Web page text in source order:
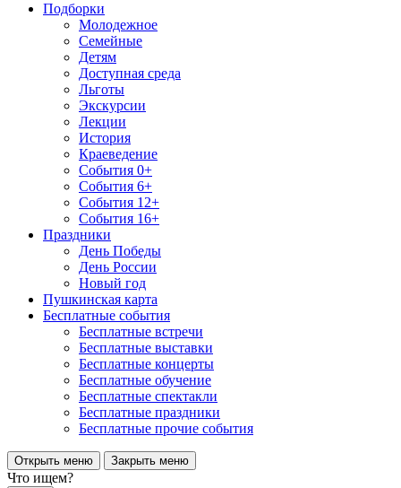
Подборки
Молодежное
Семейные
Детям
Доступная среда
Льготы
Экскурсии
Лекции
История
Краеведение
События 0+
События 6+
События 12+
События 16+
Праздники
День Победы
День России
Новый год
Пушкинская карта
Бесплатные события
Бесплатные встречи
Бесплатные выставки
Бесплатные концерты
Бесплатные обучение
Бесплатные спектакли
Бесплатные праздники
Бесплатные прочие события
Открыть меню Закрыть меню
Что ищем?